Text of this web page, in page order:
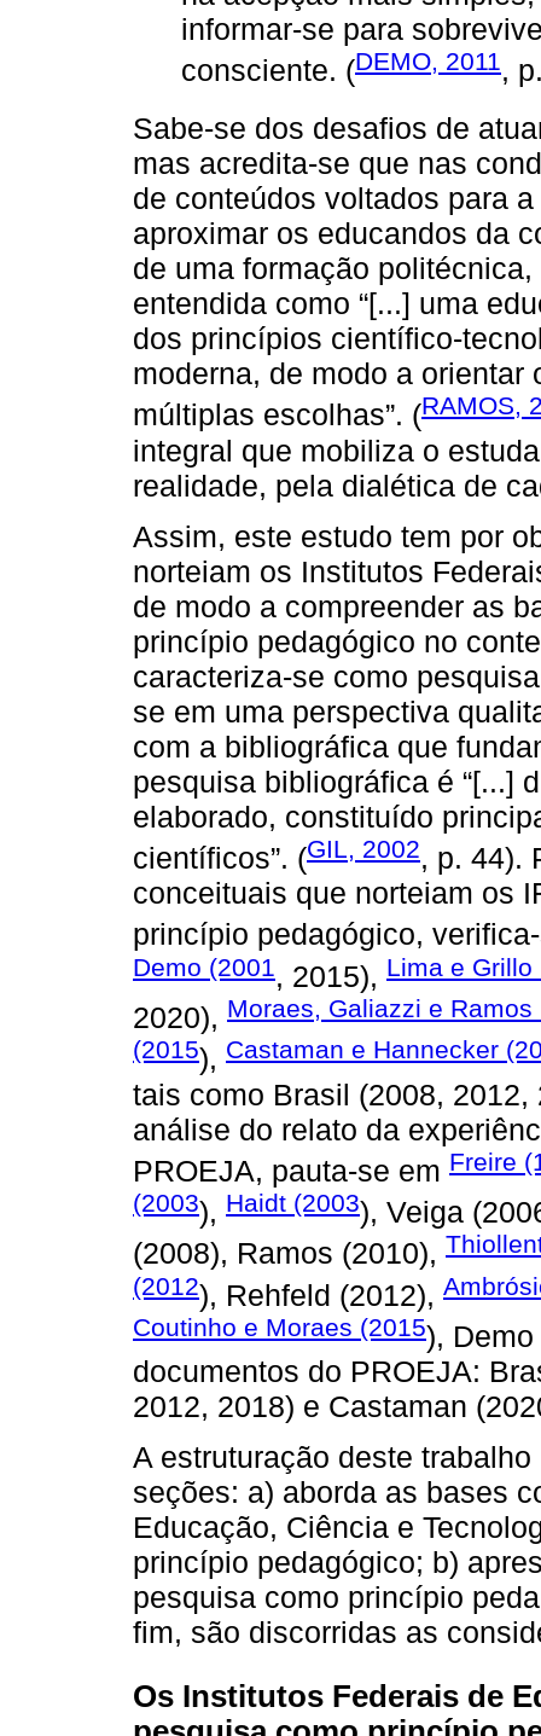
informar-se para
consciente. (DEMO, 2011,
Sabe-se dos desafios de
mas acredita-se que nas
de conteúdos voltados para
aproximar os educandos da
de uma formação
entendida como “[...] uma
dos princípios científico-
moderna, de modo a
múltiplas escolhas”. (RAMOS,
integral que mobiliza o
realidade, pela dialética de
Assim, este estudo tem por
norteiam os Institutos
de modo a compreender as
princípio pedagógico no
caracteriza-se como
se em uma perspectiva
com a bibliográfica que
pesquisa bibliográfica é “[...]
elaborado, constituído
científicos”. (GIL, 2002, p. 44).
conceituais que norteiam os
princípio pedagógico,
Demo (2001 , 2015), Lima e Grillo
2020), Moraes, Galiazzi e Ramos
(2015), Castaman e Hannecker
tais como Brasil (2008,
análise do relato da
PROEJA, pauta-se em Freire
(2003), Haidt (2003), Veiga
(2008), Ramos (2010),
(2012), Rehfeld (2012),
Coutinho e Moraes (2015),
documentos do PROEJA:
2012, 2018) e Castaman
A estruturação deste
seções: a) aborda as bases
Educação, Ciência e
princípio pedagógico; b)
pesquisa como princípio
fim, são discorridas as
Os Institutos Federais de